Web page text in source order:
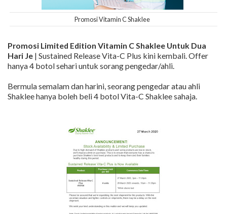
Promosi Vitamin C Shaklee
Promosi Limited Edition Vitamin C Shaklee Untuk Dua
Hari Je | Sustained Release Vita-C Plus kini kembali. Offer
hanya 4 botol sehari untuk sorang pengedar/ahli.
Bermula semalam dan harini, seorang pengedar atau ahli
Shaklee hanya boleh beli 4 botol Vita-C Shaklee sahaja.